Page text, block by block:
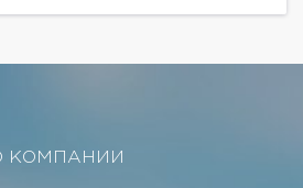
КОМПАНИИ